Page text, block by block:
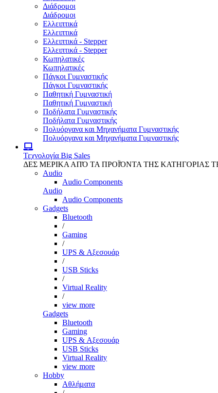
Διάδρομοι
Διάδρομοι
Ελλειπτικά
Ελλειπτικά
Ελλειπτικά - Stepper
Ελλειπτικά - Stepper
Κωπηλατικές
Κωπηλατικές
Πάγκοι Γυμναστικής
Πάγκοι Γυμναστικής
Παθητική Γυμναστική
Παθητική Γυμναστική
Ποδήλατα Γυμναστικής
Ποδήλατα Γυμναστικής
Πολυόργανα και Μηχανήματα Γυμναστικής
Πολυόργανα και Μηχανήματα Γυμναστικής
Τεχνολογία Big Sales
ΔΕΣ ΜΕΡΙΚΑ ΑΠΌ ΤΑ ΠΡΟΪΌΝΤΑ ΤΗΣ ΚΑΤΗΓΟΡΙΑΣ
Audio
Audio Components
Audio
Audio Components
Gadgets
Bluetooth
/
Gaming
/
UPS & Αξεσουάρ
/
USB Sticks
/
Virtual Reality
/
view more
Gadgets
Bluetooth
Gaming
UPS & Αξεσουάρ
USB Sticks
Virtual Reality
view more
Hobby
Αθλήματα